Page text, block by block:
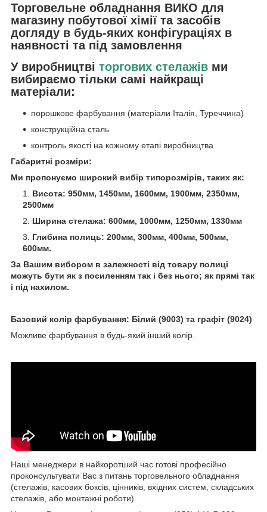
Торговельне обладнання ВИКО для
магазину побутової хімії та засобів
догляду в будь-яких конфігураціях в
наявності та під замовлення
У виробництві торгових стелажів ми
вибираємо тільки самі найкращі
матеріали:
порошкове фарбування (матеріали Італія, Туреччина)
конструкційна сталь
контроль якості на кожному етапі виробництва
Габаритні розміри:
Ми пропонуємо широкий вибір типорозмірів, таких як:
Висота: 950мм, 1450мм, 1600мм, 1900мм, 2350мм,
2500мм
Ширина стелажа: 600мм, 1000мм, 1250мм, 1330мм
Глибина полиць: 200мм, 300мм, 400мм, 500мм,
600мм.
За Вашим вибором в залежності від товару полиці
можуть бути як з посиленням так і без нього; як прямі так
і під нахилом.
Базовий колір фарбування: Білий (9003) та графіт (9024)
Можливе фарбування в будь-який інший колір.
Наші менеджери в найкоротший час готові професійно
проконсультувати Вас з питань торговельного обладнання
(стелажів, касових боксів, цінників, вхідних систем, складських
стелажів, або монтажні роботи).